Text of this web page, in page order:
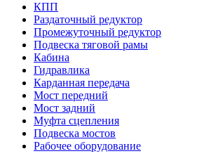
КПП
Раздаточный редуктор
Промежуточный редуктор
Подвеска тяговой рамы
Кабина
Гидравлика
Карданная передача
Мост передний
Мост задний
Муфта сцепления
Подвеска мостов
Рабочее оборудование